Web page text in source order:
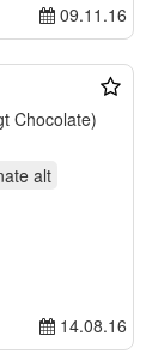
09.11.16
alt
14.08.16